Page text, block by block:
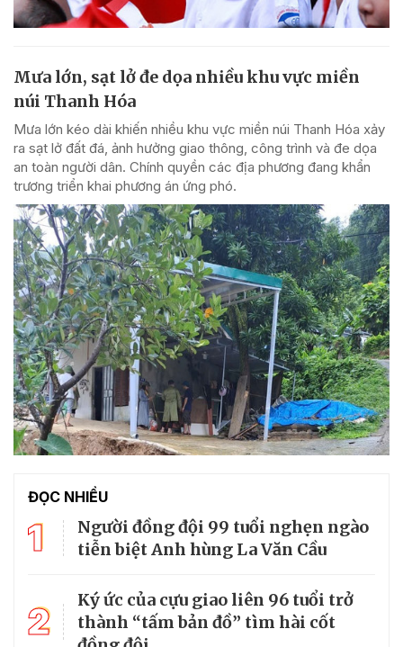
Mưa lớn, sạt lở đe dọa nhiều khu vực miền
núi Thanh Hóa
Mưa lớn kéo dài khiến nhiều khu vực miền núi Thanh Hóa xảy
ra sạt lở đất đá, ảnh hưởng giao thông, công trình và đe dọa
an toàn người dân. Chính quyền các địa phương đang khẩn
trương triển khai phương án ứng phó.
ĐỌC NHIỀU
1
Người đồng đội 99 tuổi nghẹn ngào
tiễn biệt Anh hùng La Văn Cầu
2
Ký ức của cựu giao liên 96 tuổi trở
thành “tấm bản đồ” tìm hài cốt